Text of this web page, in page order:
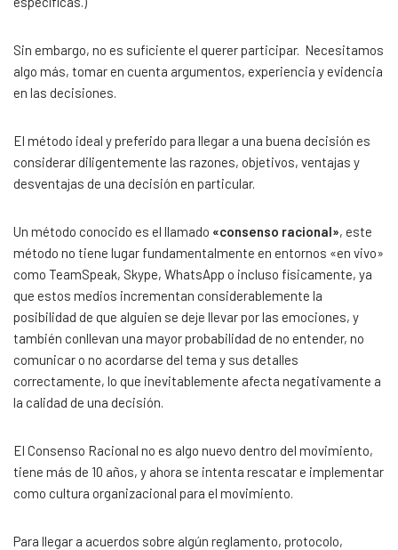
Sin embargo, no es suficiente el querer participar. Necesitamos
algo más, tomar en cuenta argumentos, experiencia y evidencia
en las decisiones.
El método ideal y preferido para llegar a una buena decisión es
considerar diligentemente las razones, objetivos, ventajas y
desventajas de una decisión en particular.
Un método conocido es el llamado «consenso racional», este
método no tiene lugar fundamentalmente en entornos «en vivo»
como TeamSpeak, Skype, WhatsApp o incluso físicamente, ya
que estos medios incrementan considerablemente la
posibilidad de que alguien se deje llevar por las emociones, y
también conllevan una mayor probabilidad de no entender, no
comunicar o no acordarse del tema y sus detalles
correctamente, lo que inevitablemente afecta negativamente a
la calidad de una decisión.
El Consenso Racional no es algo nuevo dentro del movimiento,
tiene más de 10 años, y ahora se intenta rescatar e implementar
como cultura organizacional para el movimiento.
Para llegar a acuerdos sobre algún reglamento, protocolo,